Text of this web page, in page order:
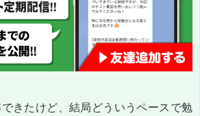
きたけど、結局どういうペースで勉